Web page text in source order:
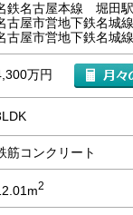
鉄名古屋本線 堀田
古屋市営地下鉄名
古屋市営地下鉄名
万円
筋コンクリート
2